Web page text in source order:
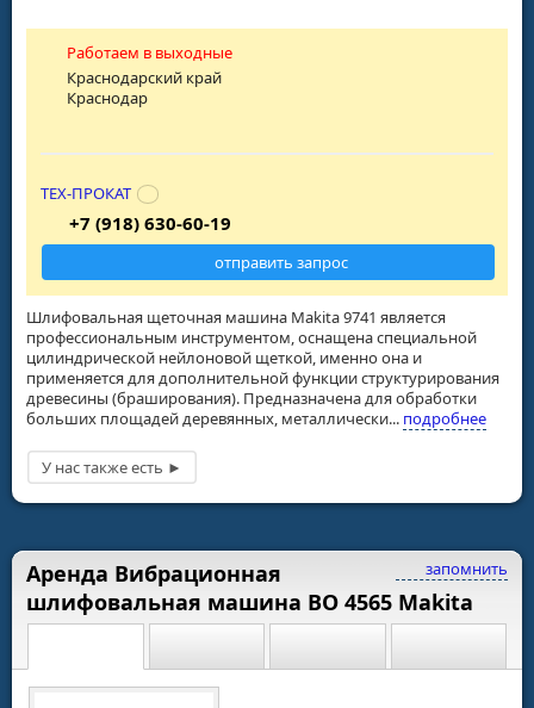
Шлифовальная щеточная машина Makita 9741 является
профессиональным инструментом, оснащена специальной
цилиндрической нейлоновой щеткой, именно она и
применяется для дополнительной функции структурирования
древесины (браширования). Предназначена для обработки
больших площадей деревянных, металлически... подробнее
Работаем в выходные
Краснодарский край
Краснодар
ТЕХ-ПРОКАТ
+7 (918) 630-60-19
отправить запрос
запомнить
Аренда Вибрационная
шлифовальная машина ВО 4565 Makita